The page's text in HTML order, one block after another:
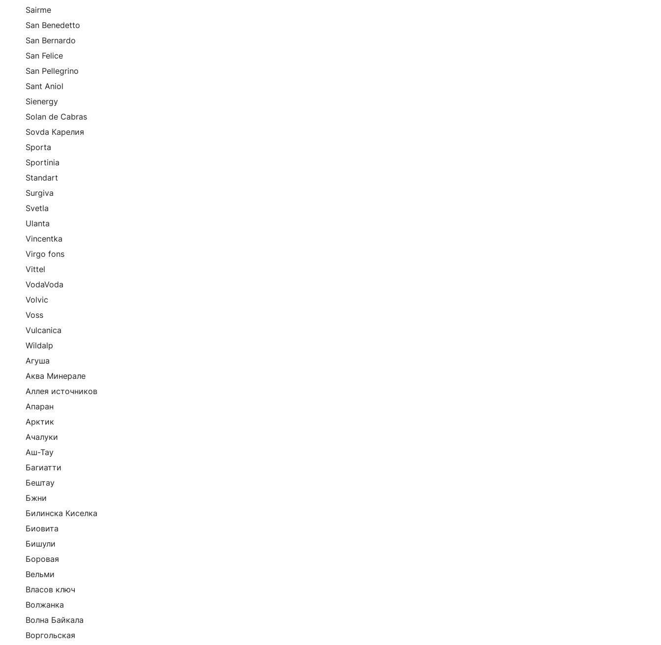
Sairme
San Benedetto
San Bernardo
San Felice
San Pellegrino
Sant Aniol
Sienergy
Solan de Cabras
Sovda Карелия
Sporta
Sportinia
Standart
Surgiva
Svetla
Ulanta
Vincentka
Virgo fons
Vittel
VodaVoda
Volvic
Voss
Vulcanica
Wildalp
Агуша
Аква Минерале
Аллея источников
Апаран
Арктик
Ачалуки
Аш-Тау
Багиатти
Бештау
Бжни
Билинска Киселка
Биовита
Бишули
Боровая
Вельми
Власов ключ
Волжанка
Волна Байкала
Воргольская